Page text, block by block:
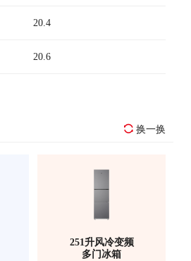
20.4
20.6
换一换
251升风冷变频
多门冰箱